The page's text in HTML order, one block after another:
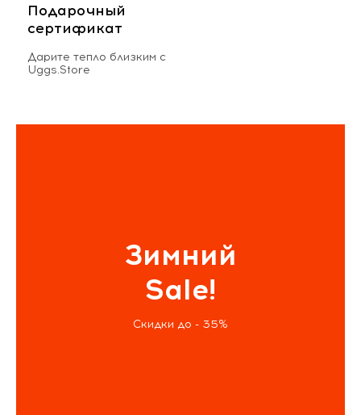
Подарочный
сертификат
Дарите тепло близким с
Uggs.Store
Зимний
Sale!
Скидки до - 35%